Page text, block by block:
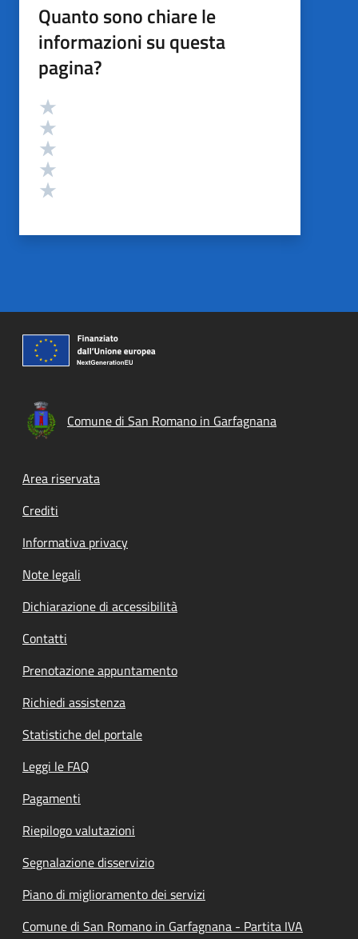
Quanto sono chiare le
informazioni su questa
pagina?
Valutazione
Comune di San Romano in Garfagnana
Footer menu
Area riservata
Crediti
Informativa privacy
Note legali
Dichiarazione di accessibilità
Contatti
Prenotazione appuntamento
Richiedi assistenza
Statistiche del portale
Leggi le FAQ
Pagamenti
Riepilogo valutazioni
Segnalazione disservizio
Piano di miglioramento dei servizi
Comune di San Romano in Garfagnana - Partita IVA